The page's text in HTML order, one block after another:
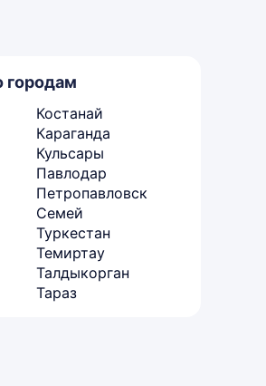
городам
Костанай
Караганда
Кульсары
Павлодар
Петропавловск
Семей
Туркестан
Темиртау
Талдыкорган
Тараз